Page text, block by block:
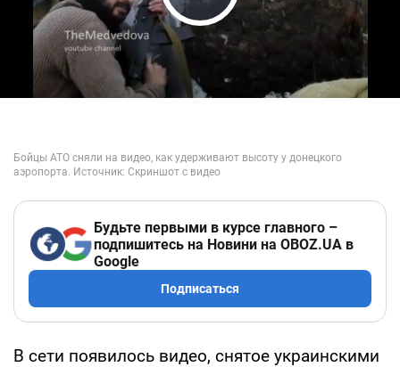
Play Video
Будьте первыми в курсе главного –
подпишитесь на Новини на OBOZ.UA в
Google
Подписаться
В сети появилось видео, снятое украинскими